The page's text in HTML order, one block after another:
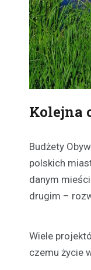
Kolejna
Budżety
polskich
danym
drugim –
Wiele
czemu życie